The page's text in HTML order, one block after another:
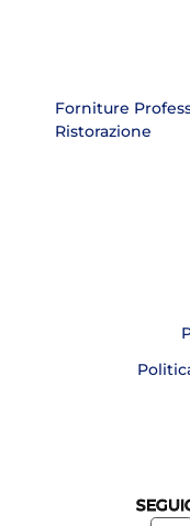
Forniture
Ristorazione